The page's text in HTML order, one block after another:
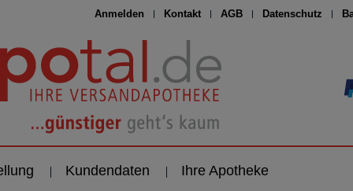
Anmelden Kontakt AGB Datenschutz
Kundendaten Ihre Apotheke